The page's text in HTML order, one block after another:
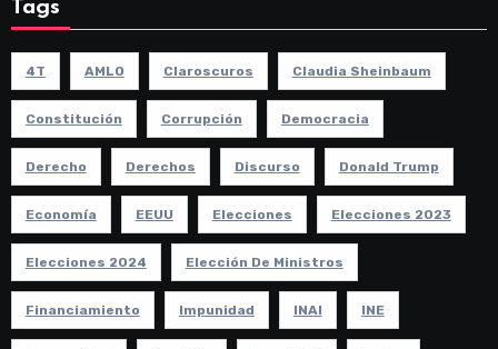
Tags
4T AMLO Claroscuros Claudia Sheinbaum
Constitución Corrupción Democracia
Derecho Derechos Discurso Donald Trump
Economía EEUU Elecciones Elecciones 2023
Elecciones 2024 Elección De Ministros
Financiamiento Impunidad INAI INE